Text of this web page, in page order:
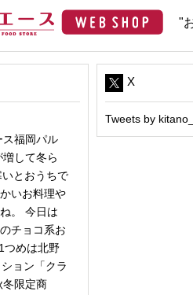
"
ス福岡パル
して冬ら
とおうちで
いお料理や
。 今日は
チョコ系お
つめは北野
ョン「クラ
冬限定商
X
Tweets by